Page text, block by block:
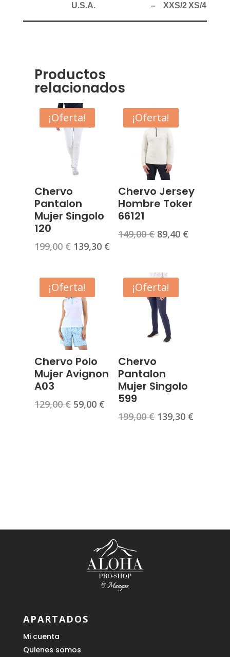
U.S.A. – XXS/2XS/4
Productos
relacionados
¡Oferta!
Chervo
Pantalon
Mujer Singolo
120
199,00€ El
era:
199,00 €.
139,30 €
139,30 €.
¡Oferta!
Chervo Jersey
Hombre Toker
66121
149,00€ El
era:
149,00 €.
89,40 €
¡Oferta!
Chervo Polo
Mujer Avignon
A03
129,00€ El
59,00 €
precio
¡Oferta!
Chervo
Pantalon
Mujer Singolo
599
199,00€ El
139,30 €
APARTADOS
Mi cuenta
Quienes somos